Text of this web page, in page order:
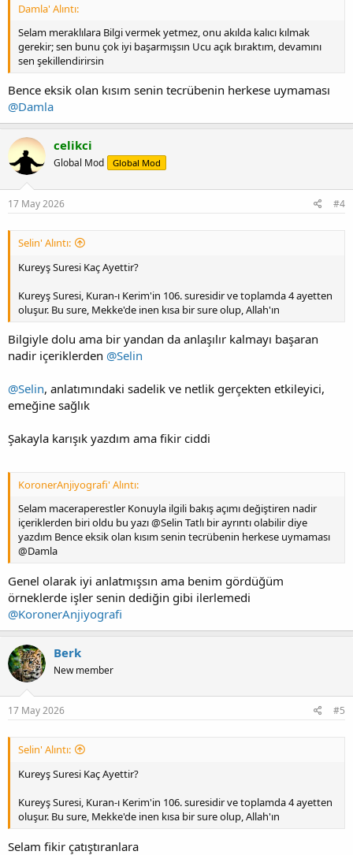
Damla' Alıntı:
Selam meraklılara Bilgi vermek yetmez, onu akılda kalıcı kılmak
gerekir; sen bunu çok iyi başarmışsın Ucu açık bıraktım, devamını
sen şekillendirirsin
Bence eksik olan kısım senin tecrübenin herkese uymaması
@Damla
celikci
Global Mod Global Mod
17 May 2026 #4
Selin' Alıntı:
Kureyş Suresi Kaç Ayettir?
Kureyş Suresi, Kuran-ı Kerim'in 106. suresidir ve toplamda 4 ayetten
oluşur. Bu sure, Mekke'de inen kısa bir sure olup, Allah'ın
Bilgiyle dolu ama bir yandan da anlaşılır kalmayı başaran
nadir içeriklerden @Selin
@Selin, anlatımındaki sadelik ve netlik gerçekten etkileyici,
emeğine sağlık
Şakayla karışık yazdım ama fikir ciddi
KoronerAnjiyografi' Alıntı:
Selam maceraperestler Konuyla ilgili bakış açımı değiştiren nadir
içeriklerden biri oldu bu yazı @Selin Tatlı bir ayrıntı olabilir diye
yazdım Bence eksik olan kısım senin tecrübenin herkese uymaması
@Damla
Genel olarak iyi anlatmışsın ama benim gördüğüm
örneklerde işler senin dediğin gibi ilerlemedi
@KoronerAnjiyografi
Berk
New member
17 May 2026 #5
Selin' Alıntı:
Kureyş Suresi Kaç Ayettir?
Kureyş Suresi, Kuran-ı Kerim'in 106. suresidir ve toplamda 4 ayetten
oluşur. Bu sure, Mekke'de inen kısa bir sure olup, Allah'ın
Selam fikir çatıştıranlara